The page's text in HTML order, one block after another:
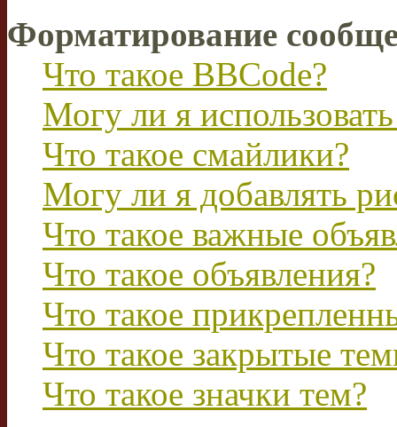
Форматирование
Что такое BBCode?
Могу ли я
Что такое смайлики?
Могу ли я добавлять
Что такое важные
Что такое объявления?
Что такое
Что такое закрытые
Что такое значки тем?